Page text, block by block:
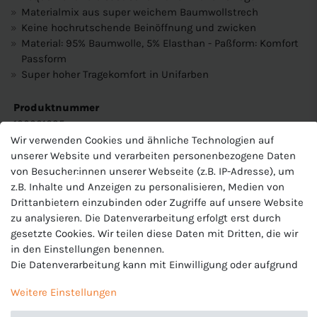
Materialmix aus super weichem Baumwollstrech
Keine hochrutschende Beinöffnung und zwicken
Material: 95% Baumwolle, 5% Elasthan - Paßform: Komfort
Passform
Super hoher Tragekomfort in Unifarben
Produktnummer
100001635
Hersteller
Levi's
EU-Verantwortlicher
Stichd B.V., De Waterman 2 , 5215 MX's-Hertogenbosch ,
Niederlande, +31 73 688 9393, info@stichd.com
Wir verwenden Cookies und ähnliche Technologien auf
unserer Website und verarbeiten personenbezogene Daten
von Besucher:innen unserer Webseite (z.B. IP-Adresse), um
z.B. Inhalte und Anzeigen zu personalisieren, Medien von
Drittanbietern einzubinden oder Zugriffe auf unsere Website
zu analysieren. Die Datenverarbeitung erfolgt erst durch
gesetzte Cookies. Wir teilen diese Daten mit Dritten, die wir
in den Einstellungen benennen.
Die Datenverarbeitung kann mit Einwilligung oder aufgrund
kann erteilt oder abgelehnt werden. Es besteht das Recht,
nicht einzuwilligen und die Einwilligung zu einem späteren
Weitere Einstellungen